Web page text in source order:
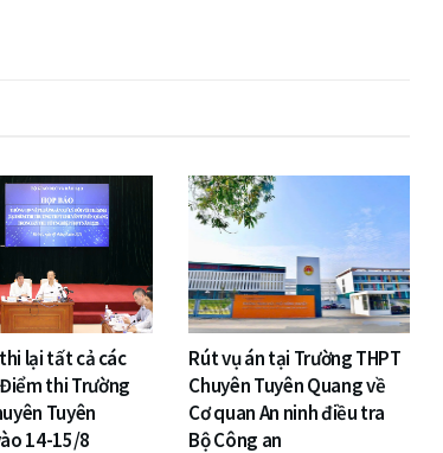
lại tất cả các
thi Trường
Tuyên
14-15/8
Rút vụ án tại Trường THPT
Chuyên Tuyên Quang về
Cơ quan An ninh điều tra
Bộ Công an